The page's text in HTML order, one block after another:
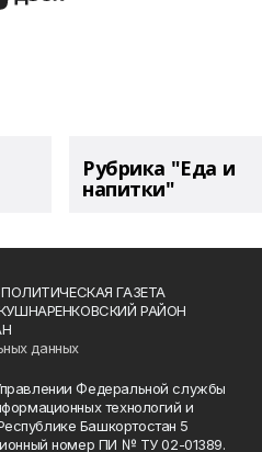
Рубрика "Еда и
напитки"
ГАЗЕТА
РАЙОН
данных
Федеральной службы
технологий и
Башкортостан 5
номер ПИ № ТУ 02-01389.